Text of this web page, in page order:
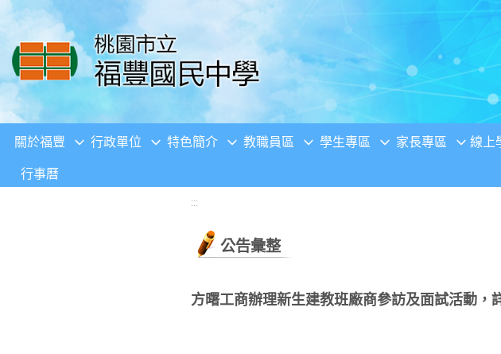
移至網頁之主要內容區位置
關於福豐 行政單位 特色簡介 教職員區 學生專區 家長專區 線上
行事曆
:::
公告彙整
方曙工商辦理新生建教班廠商參訪及面試活動，